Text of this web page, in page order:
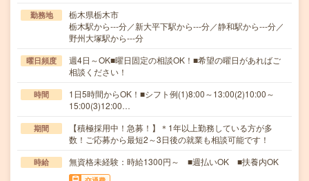
勤務地
栃木県栃木市
栃木駅から---分／新大平下駅から---分／静和駅から---分／
野州大塚駅から---分
曜日頻度
週4日～OK■曜日固定の相談OK！■希望の曜日があればご
相談ください！
時間
1日5時間からOK！■シフト例(1)8:00～13:00(2)10:00～
15:00(3)12:00…
期間
【積極採用中！急募！】＊1年以上勤務している方が多
数！ご応募から最短2～3日後の就業も相談可能です！
時給 無資格未経験：時給1300円～ ■週払いOK ■扶養内OK